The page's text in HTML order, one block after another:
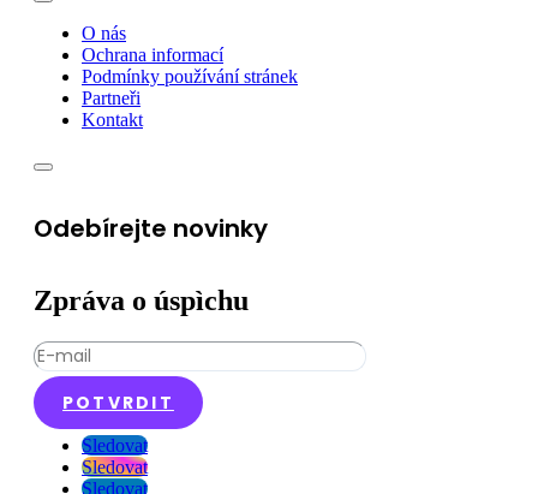
O nás
Ochrana informací
Podmínky používání stránek
Partneři
Kontakt
Odebírejte novinky
Zpráva o úspìchu
POTVRDIT
Sledovat
Sledovat
Sledovat